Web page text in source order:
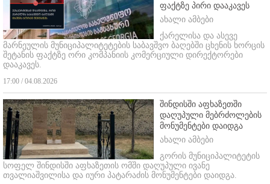
ფაქტზე პირი დააკავეს
ახალი ამბები
ქარელისა და ასევე
მარნეულის მუნიციპალიტეტების საბავშვო ბაღებში ცხენის ხორცის
შეტანის ფაქტზე ორი კომპანიის კომერციული დირექტორები
დააკავეს.
17:00 / 04.08.2026
შინდისში აფხაზეთში
დაღუპული მებრძოლების
მონუმენტები დაიდგა
ახალი ამბები
გორის მუნიციპალიტეტის
სოფელ შინდისში აფხაზეთის ომში დაღუპული ივანე
თვალიაშვილისა და იური პატარაძის მონუმენტები დაიდგა.